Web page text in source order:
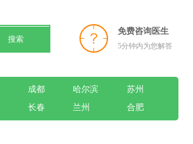
搜索
免费咨询医生
5分钟内为您解答
成都
长春
哈尔滨
兰州
苏州
合肥